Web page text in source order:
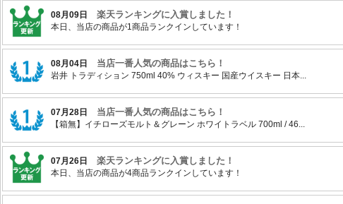
08月09日 楽天ランキングに入賞しました！
本日、当店の商品が1商品ランクインしています！
08月04日 当店一番人気の商品はこちら！
岩井 トラディション 750ml 40% ウィスキー 国産ウイスキー 日本...
07月28日 当店一番人気の商品はこちら！
【箱無】イチローズモルト＆グレーン ホワイトラベル 700ml / 46...
07月26日 楽天ランキングに入賞しました！
本日、当店の商品が4商品ランクインしています！